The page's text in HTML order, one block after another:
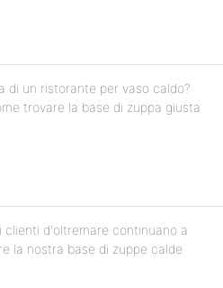
di un ristorante per vaso caldo?
trovare la base di zuppa giusta
clienti d'oltremare continuano a
la nostra base di zuppe calde